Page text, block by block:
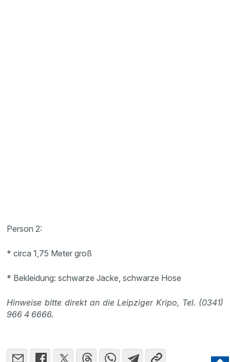
Person 2:
* circa 1,75 Meter groß
* Bekleidung: schwarze Jacke, schwarze Hose
Hinweise bitte direkt an die Leipziger Kripo, Tel. (0341)
966 4 6666.